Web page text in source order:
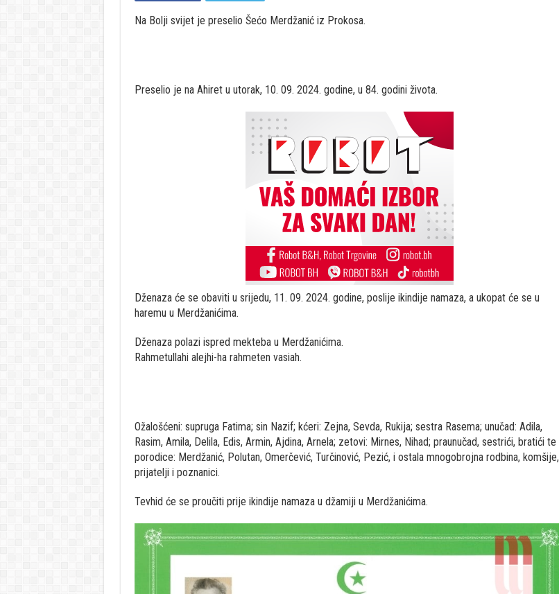
Na Bolji svijet je preselio Šećo Merdžanić iz Prokosa.
Preselio je na Ahiret u utorak, 10. 09. 2024. godine, u 84. godini života.
Dženaza će se obaviti u srijedu, 11. 09. 2024. godine, poslije ikindije namaza, a ukopat će se u
haremu u Merdžanićima.
Dženaza polazi ispred mekteba u Merdžanićima.
Rahmetullahi alejhi-ha rahmeten vasiah.
Ožalošćeni: supruga Fatima; sin Nazif; kćeri: Zejna, Sevda, Rukija; sestra Rasema; unučad: Adila,
Rasim, Amila, Delila, Edis, Armin, Ajdina, Arnela; zetovi: Mirnes, Nihad; praunučad, sestrići, bratići te
porodice: Merdžanić, Polutan, Omerčević, Turčinović, Pezić, i ostala mnogobrojna rodbina, komšije,
prijatelji i poznanici.
Tevhid će se proučiti prije ikindije namaza u džamiji u Merdžanićima.